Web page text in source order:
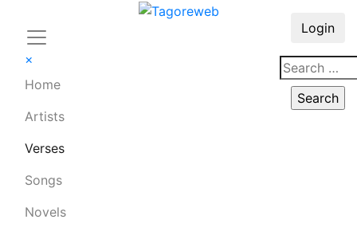
×
Home
Artists
Verses
Songs
Novels
Login